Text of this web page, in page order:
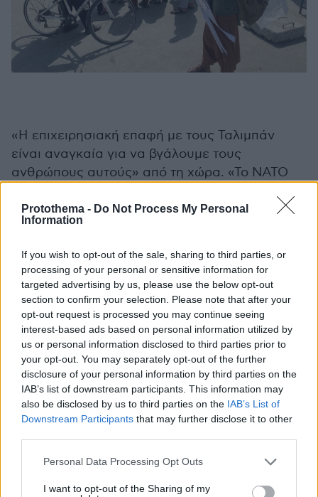
Protothema - Do Not Process My Personal
Information
If you wish to opt-out of the sale, sharing to third parties, or
processing of your personal or sensitive information for
targeted advertising by us, please use the below opt-out
section to confirm your selection. Please note that after your
opt-out request is processed you may continue seeing
interest-based ads based on personal information utilized by
us or personal information disclosed to third parties prior to
your opt-out. You may separately opt-out of the further
disclosure of your personal information by third parties on the
IAB’s list of downstream participants. This information may
also be disclosed by us to third parties on the IAB’s List of
Downstream Participants that may further disclose it to other
Please note that this website/app uses one or more Google
not limited to your visit or usage behaviour. You may click to
Personal Data Processing Opt Outs
I want to opt-out of the Sharing of my
«Η επιχειρησιακή επαφή με τους Ταλιμπάν
είναι αναγκαία για να βγάλουμε τους
ανθρώπους αυτούς» από τη χώρα. «Το ΝΑΤΟ
μέρος του προσωπικού που εργαζόταν για
εμάς. Αλλά έχουν απομείνει ακόμη πολλοί
για να τους βγάλουμε», είπε στη συνέντευξη
που παραχώρησε στο πρακτορείο Reuters.
Ο Στόλτενμπεργκ είπε επίσης ότι είναι πολύ
νωρίς για να εκφράσει κάποια κρίση όσον
αφορά την ανάληψη της πρωθυπουργίας στο
Αφγανιστάν από τον Μουλά Μπαραντάρ, του
συνιδρυτή των Ταλιμπάν. «Θα πρέπει να τους
κρίνουμε με βάση τις πράξεις τους, όχι τα
υποσχεθεί: ότι δεν θα επιτρέψουν να
μετατραπεί το Αφγανιστάν σε ασφαλές